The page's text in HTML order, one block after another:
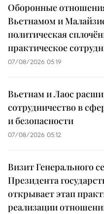
Оборонные
Вьетнамом и
политическая
практическое
07/08/2026 05:19
Вьетнам и Лаос
сотрудничество в
и безопасности
07/08/2026 05:12
Визит Генерального
Президента
открывает этап
реализации